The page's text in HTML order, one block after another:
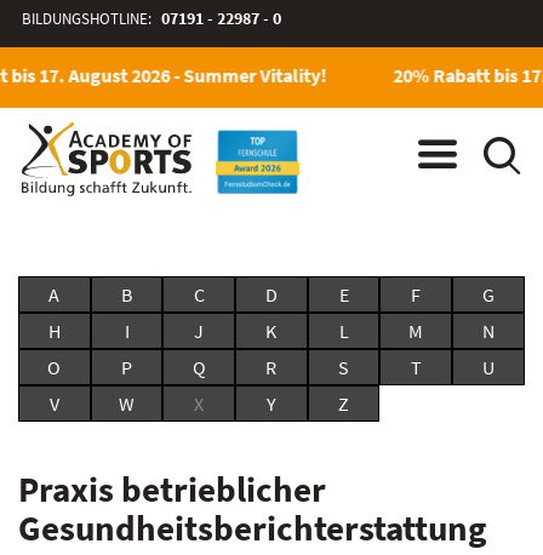
BILDUNGSHOTLINE: 07191 - 22987 - 0
bis 17. August 2026 - Summer Vitality! 20% Rabatt bis
A B C D E F
G
H
I J K L M
N
O
P Q R S T
U
V
W X Y Z
Praxis betrieblicher
Gesundheitsberichterstattung